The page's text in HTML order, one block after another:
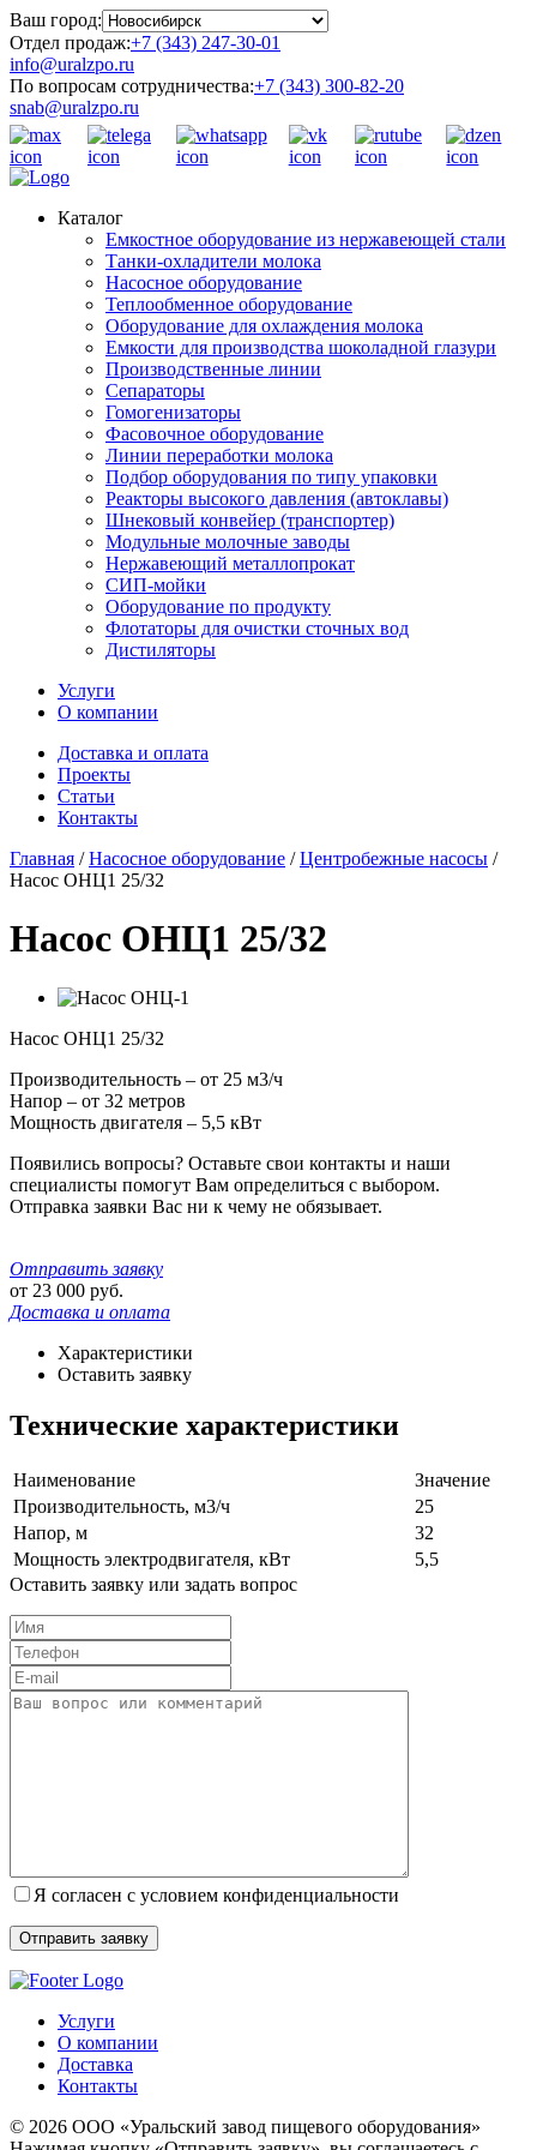
Ваш город:
Отдел продаж:+7 (343) 247-30-01
info@uralzpo.ru
По вопросам сотрудничества:+7 (343) 300-82-20
snab@uralzpo.ru
Каталог
Емкостное оборудование из нержавеющей стали
Танки-охладители молока
Насосное оборудование
Теплообменное оборудование
Оборудование для охлаждения молока
Емкости для производства шоколадной глазури
Производственные линии
Сепараторы
Гомогенизаторы
Фасовочное оборудование
Линии переработки молока
Подбор оборудования по типу упаковки
Реакторы высокого давления (автоклавы)
Шнековый конвейер (транспортер)
Модульные молочные заводы
Нержавеющий металлопрокат
СИП-мойки
Оборудование по продукту
Флотаторы для очистки сточных вод
Дистиляторы
Услуги
О компании
Доставка и оплата
Проекты
Статьи
Контакты
Главная /Насосное оборудование /Центробежные насосы /
Насос ОНЦ1 25/32
Насос ОНЦ1 25/32
Насос ОНЦ1 25/32
Производительность – от 25 м3/ч
Напор – от 32 метров
Мощность двигателя – 5,5 кВт
Появились вопросы? Оставьте свои контакты и наши
специалисты помогут Вам определиться с выбором.
Отправка заявки Вас ни к чему не обязывает.
Отправить заявку
от 23 000 руб.
Доставка и оплата
Характеристики
Оставить заявку
Технические характеристики
Наименование
Значение
Производительность, м3/ч
25
Напор, м
32
Мощность электродвигателя, кВт
5,5
Оставить заявку или задать вопрос
Я согласен с условием конфиденциальности
Услуги
О компании
Доставка
Контакты
© 2026 ООО «Уральский завод пищевого оборудования»